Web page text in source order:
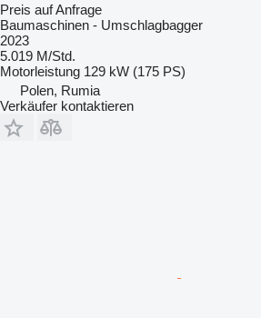
Preis auf Anfrage
Baumaschinen - Umschlagbagger
2023
5.019 M/Std.
Motorleistung 129 kW (175 PS)
Polen, Rumia
Verkäufer kontaktieren